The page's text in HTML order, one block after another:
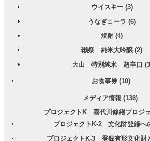
ウイスキー (3)
うなぎコーラ (6)
焼酎 (4)
獺祭 純米大吟醸 (2)
大山 特別純米 超辛口
お食事券 (10)
メディア情報 (138)
プロジェクトK 喜代川修繕プロジ
プロジェクトK-2 文化財登録へ
プロジェクトK-3 登録有形文化財